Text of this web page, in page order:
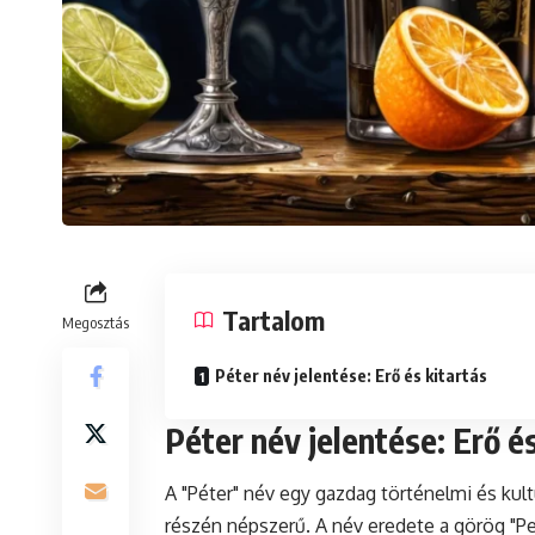
Megosztás Tartalom
Péter név jelentése: Erő és kitartás
Péter név jelentése: Erő
A "Péter" név egy gazdag történelmi és
részén népszerű. A név eredete a görög